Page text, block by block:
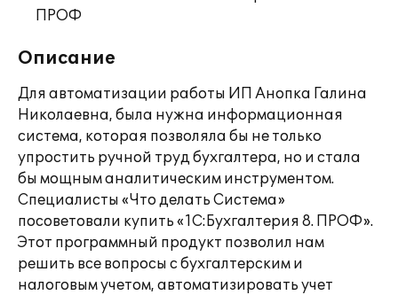
ПРОФ
Описание
Для автоматизации работы ИП Анопка Галина
Николаевна, была нужна информационная
система, которая позволяла бы не только
упростить ручной труд бухгалтера, но и стала
бы мощным аналитическим инструментом.
Специалисты «Что делать Система»
посоветовали купить «1С:Бухгалтерия 8. ПРОФ».
Этот программный продукт позволил нам
решить все вопросы с бухгалтерским и
налоговым учетом, автоматизировать учет